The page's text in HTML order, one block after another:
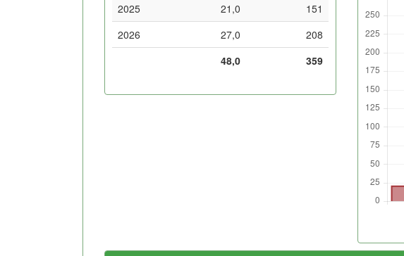
2025
21,0
151
2026
27,0
208
48,0
359